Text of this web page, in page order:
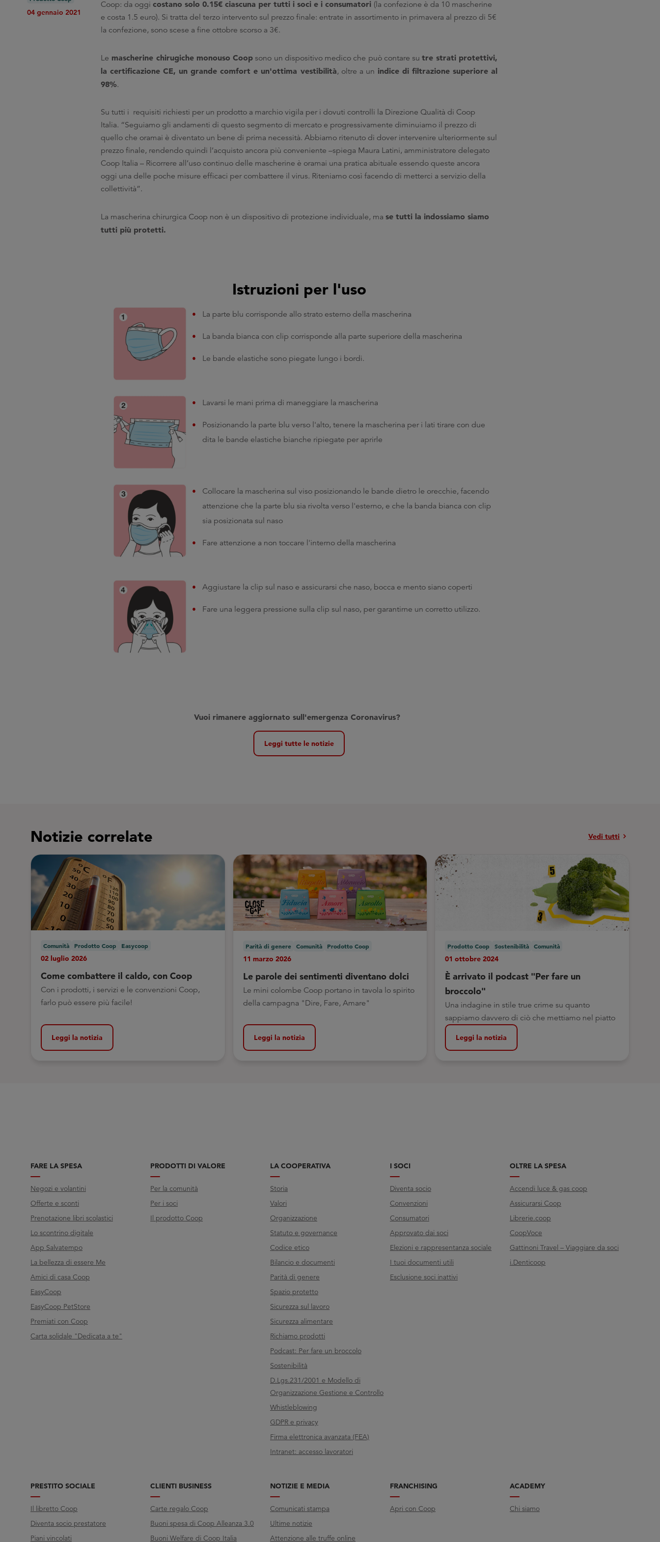
04 gennaio 2021
Coop: da oggi costano solo 0.15€ ciascuna per tutti i soci e i consumatori (la confezione è da 10 mascherine
e costa 1.5 euro). Si tratta del terzo intervento sul prezzo finale: entrate in assortimento in primavera al prezzo di 5€
la confezione, sono scese a fine ottobre scorso a 3€.
Le mascherine chirugiche monouso Coop sono un dispositivo medico che può contare sutre strati protettivi,
la certificazione CE, un grande comfort e un'ottima vestibilità, oltre a un indice di filtrazione superiore al
98%.
Su tutti i requisiti richiesti per un prodotto a marchio vigila per i dovuti controlli la Direzione Qualità di Coop
Italia. “Seguiamo gli andamenti di questo segmento di mercato e progressivamente diminuiamo il prezzo di
quello che oramai è diventato un bene di prima necessità. Abbiamo ritenuto di dover intervenire ulteriormente sul
prezzo finale, rendendo quindi l’acquisto ancora più conveniente –spiega Maura Latini, amministratore delegato
Coop Italia – Ricorrere all’uso continuo delle mascherine è oramai una pratica abituale essendo queste ancora
oggi una delle poche misure efficaci per combattere il virus. Riteniamo così facendo di metterci a servizio della
collettività”.
La mascherina chirurgica Coop non è un dispositivo di protezione individuale, ma se tutti la indossiamo siamo
tutti più protetti.
Istruzioni per l'uso
La parte blu corrisponde allo strato esterno della mascherina
La banda bianca con clip corrisponde alla parte superiore della mascherina
Le bande elastiche sono piegate lungo i bordi.
Lavarsi le mani prima di maneggiare la mascherina
Posizionando la parte blu verso l'alto, tenere la mascherina per i lati tirare con due
dita le bande elastiche bianche ripiegate per aprirle
Collocare la mascherina sul viso posizionando le bande dietro le orecchie, facendo
attenzione che la parte blu sia rivolta verso l'esterno, e che la banda bianca con clip
sia posizionata sul naso
Fare attenzione a non toccare l'interno della mascherina
Aggiustare la clip sul naso e assicurarsi che naso, bocca e mento siano coperti
Fare una leggera pressione sulla clip sul naso, per garantirne un corretto utilizzo.
Vuoi rimanere aggiornato sull'emergenza Coronavirus?
Leggi tutte le notizie
Notizie correlate Vedi tutti chevron_right
Comunità Prodotto Coop Easycoop
02 luglio 2026
Come combattere il caldo, con Coop
Con i prodotti, i servizi e le convenzioni Coop,
farlo può essere più facile!
Leggi la notizia
Parità di genere Comunità Prodotto Coop
11 marzo 2026
Le parole dei sentimenti diventano dolci
Le mini colombe Coop portano in tavola lo spirito
della campagna "Dire, Fare, Amare"
Leggi la notizia
Prodotto Coop Sostenibilità Comunità
01 ottobre 2024
È arrivato il podcast "Per fare un
broccolo"
Una indagine in stile true crime su quanto
sappiamo davvero di ciò che mettiamo nel piatto
Leggi la notizia
FARE LA SPESA
Negozi e volantini
Offerte e sconti
Prenotazione libri scolastici
Lo scontrino digitale
App Salvatempo
La bellezza di essere Me
Amici di casa Coop
EasyCoop
EasyCoop PetStore
Premiati con Coop
Carta solidale "Dedicata a te"
PRODOTTI DI VALORE
Per la comunità
Per i soci
Il prodotto Coop
LA COOPERATIVA
Storia
Valori
Organizzazione
Statuto e governance
Codice etico
Bilancio e documenti
Parità di genere
Spazio protetto
Sicurezza sul lavoro
Sicurezza alimentare
Richiamo prodotti
Podcast: Per fare un broccolo
Sostenibilità
D.Lgs.231/2001 e Modello di
Organizzazione Gestione e Controllo
Whistleblowing
GDPR e privacy
Firma elettronica avanzata (FEA)
Intranet: accesso lavoratori
I SOCI
Diventa socio
Convenzioni
Consumatori
Approvato dai soci
Elezioni e rappresentanza sociale
I tuoi documenti utili
Esclusione soci inattivi
OLTRE LA SPESA
Accendi luce & gas coop
Assicurarsi Coop
Librerie.coop
CoopVoce
Gattinoni Travel – Viaggiare da soci
i.Denticoop
PRESTITO SOCIALE
Il libretto Coop
Diventa socio prestatore
Piani vincolati
CLIENTI BUSINESS
Carte regalo Coop
Buoni spesa di Coop Alleanza 3.0
Buoni Welfare di Coop Italia
NOTIZIE E MEDIA
Comunicati stampa
Ultime notizie
Attenzione alle truffe online
FRANCHISING
Apri con Coop
ACADEMY
Chi siamo